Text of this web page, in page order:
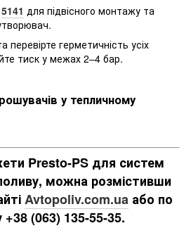
5141 для підвісного монтажу та
перевірте герметичність усіх
тиск у межах 2–4 бар.
у тепличному
Presto-PS для систем
можна розмістивши
Avtopoliv.com.ua або по
(063) 135-55-35.